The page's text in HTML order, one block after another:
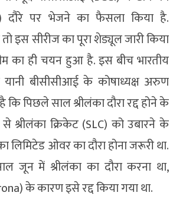
दौरे पर भेजने का फैसला किया है.
इस सीरीज का पूरा शेड्यूल जारी किया
का ही चयन हुआ है. इस बीच भारतीय
यानी बीसीसीआई के कोषाध्यक्ष अरुण
पिछले साल श्रीलंका दौरा रद्द होने के
श्रीलंका क्रिकेट (SLC) को उबारने के
लिमिटेड ओवर का दौरा होना जरूरी था.
जून में श्रीलंका का दौरा करना था,
के कारण इसे रद्द किया गया था.